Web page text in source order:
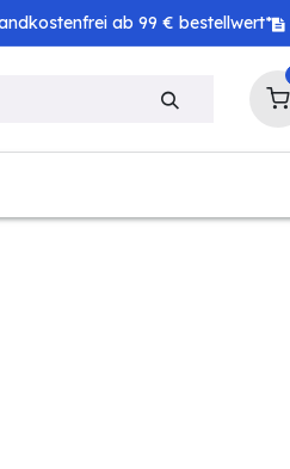
ab 99 € bestellwert*